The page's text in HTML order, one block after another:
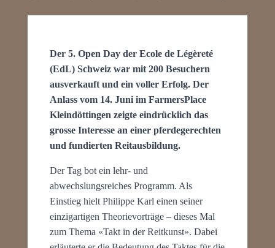
Der 5. Open Day der Ecole de Légèreté
(EdL) Schweiz war mit 200 Besuchern
ausverkauft und ein voller Erfolg. Der
Anlass vom 14. Juni im FarmersPlace
Kleindöttingen zeigte eindrücklich das
grosse Interesse an einer pferdegerechten
und fundierten Reitausbildung.
Der Tag bot ein lehr- und
abwechslungsreiches Programm. Als
Einstieg hielt Philippe Karl einen seiner
einzigartigen Theorievorträge – dieses Mal
zum Thema «Takt in der Reitkunst». Dabei